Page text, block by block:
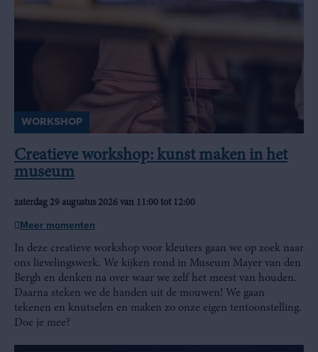
WORKSHOP
Creatieve workshop: kunst maken in het
museum
zaterdag 29 augustus 2026 van 11:00 tot 12:00
Meer momenten
In deze creatieve workshop voor kleuters gaan we op zoek naar
ons lievelingswerk. We kijken rond in Museum Mayer van den
Bergh en denken na over waar we zelf het meest van houden.
Daarna steken we de handen uit de mouwen! We gaan
tekenen en knutselen en maken zo onze eigen tentoonstelling.
Doe je mee?